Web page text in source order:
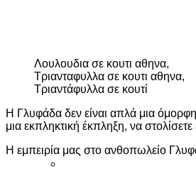
Λουλουδια σε κουτι αθηνα,
Τριανταφυλλα σε κουτι αθηνα,
Τριαντάφυλλα σε κουτί
Η Γλυφάδα δεν είναι απλά μια
μια εκπληκτική έκπληξη, να
Η εμπειρία μας στο ανθοπωλείο